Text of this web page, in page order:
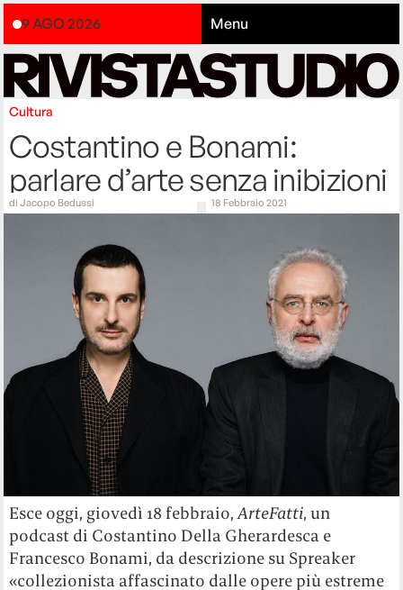
9 AGO 2026 Menu
Cultura
Costantino e Bonami:
parlare d’arte senza inibizioni
diJacopo Bedussi 18 Febbraio 2021
Esce oggi, giovedì 18 febbraio,ArteFatti, un
podcast di Costantino Della Gherardesca e
Francesco Bonami, da descrizione su Spreaker
«collezionista affascinato dalle opere più estreme